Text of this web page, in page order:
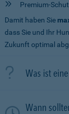
Premium-
Damit haben Sie
dass Sie und Ihr
Zukunft optimal
Was ist
Wann